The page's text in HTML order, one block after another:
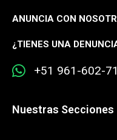
ANUNCIA CON
¿TIENES UNA
+51 961-602-
Nuestras Secciones